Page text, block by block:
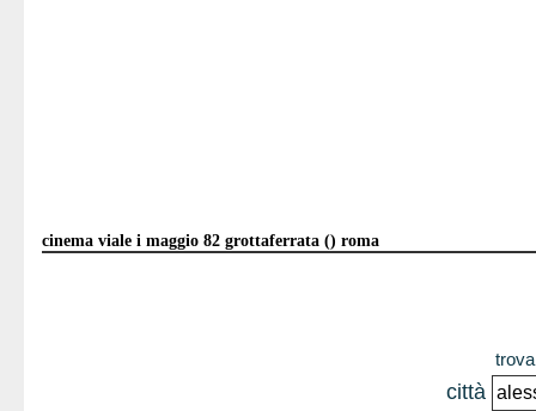
cinema viale i maggio 82 grottaferrata () roma
città